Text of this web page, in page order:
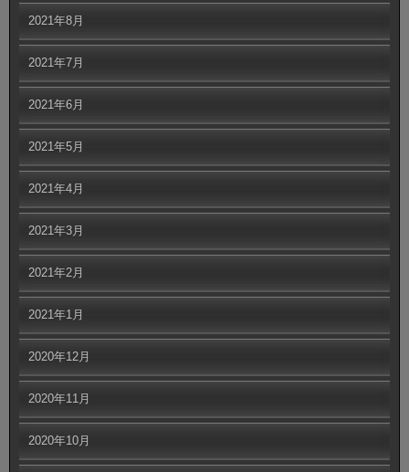
2021年8月
2021年7月
2021年6月
2021年5月
2021年4月
2021年3月
2021年2月
2021年1月
2020年12月
2020年11月
2020年10月